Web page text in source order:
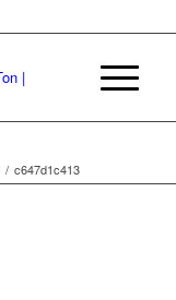
/ c647d1c413